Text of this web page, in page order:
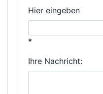
Hier eingeben
*
Ihre Nachricht: